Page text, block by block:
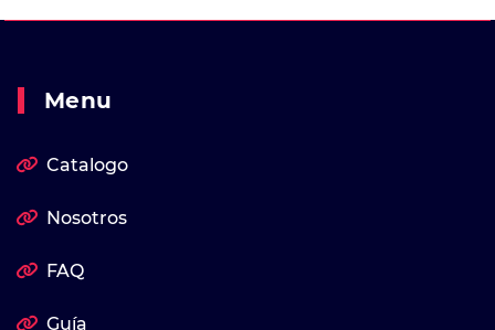
Menu
Catalogo
Nosotros
FAQ
Guía